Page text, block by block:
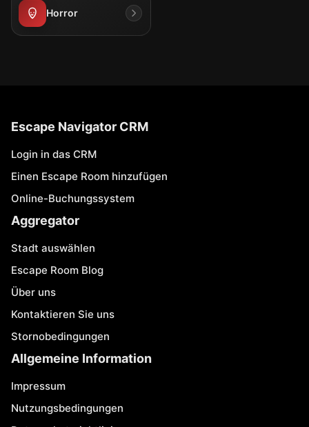
Horror
Escape Navigator CRM
Login in das CRM
Einen Escape Room hinzufügen
Online-Buchungssystem
Aggregator
Stadt auswählen
Escape Room Blog
Über uns
Kontaktieren Sie uns
Stornobedingungen
Allgemeine Information
Impressum
Nutzungsbedingungen